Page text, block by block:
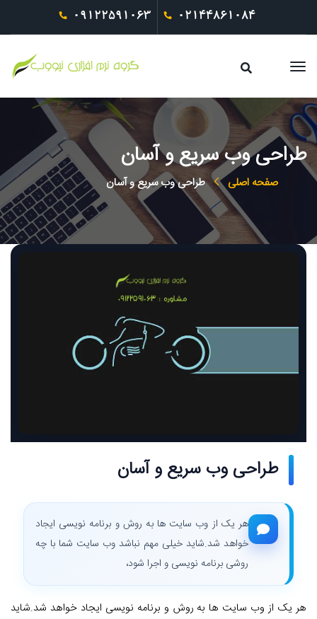
09122591063 02144861084
طراحی وب سریع و آسان
صفحه اصلی طراحی وب سریع و آسان
طراحی وب سریع و آسان
هر یک از وب سایت ها به روش و برنامه نویسی ایجاد
خواهد شد.شاید خیلی مهم نباشد وب سایت شما با چه
روشی برنامه نویسی و اجرا شود،
هر یک از وب سایت ها به روش و برنامه نویسی ایجاد خواهد شد.شاید